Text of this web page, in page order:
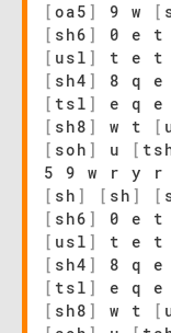
[ oa5 ] 9 w [
[ sh6 ] 0 e t
[ usl ] t e t
[ sh4 ] 8 q e
[ tsl ] e q e
[ sh8 ] w t [
[ soh ] u [
5 9 w r y r
[ sh ] [ sh ] [
[ sh6 ] 0 e t
[ usl ] t e t
[ sh4 ] 8 q e
[ tsl ] e q e
[ sh8 ] w t [